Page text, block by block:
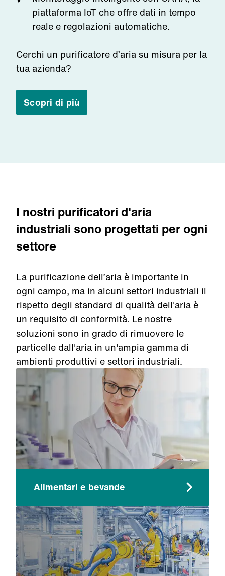
piattaforma IoT che offre dati in tempo
reale e regolazioni automatiche.
Cerchi un purificatore d’aria su misura per la
tua azienda?
Scopri di più
I nostri purificatori d'aria
industriali sono progettati per ogni
settore
La purificazione dell’aria è importante in
ogni campo, ma in alcuni settori industriali il
rispetto degli standard di qualità dell'aria è
un requisito di conformità. Le nostre
soluzioni sono in grado di rimuovere le
particelle dall'aria in un'ampia gamma di
ambienti produttivi e settori industriali.
Alimentari e bevande